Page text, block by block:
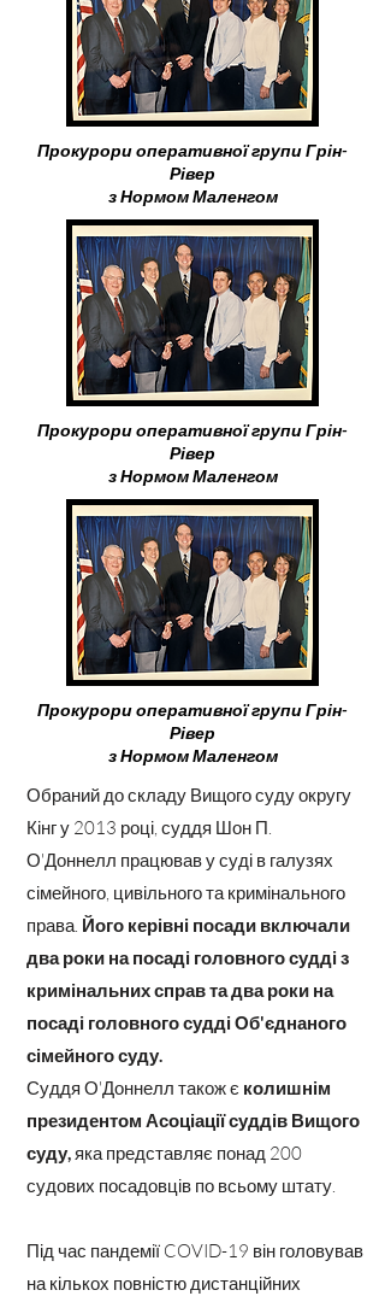
Прокурори оперативної групи Грін-
Рівер
з Нормом Маленгом
Прокурори оперативної групи Грін-
Рівер
з Нормом Маленгом
Прокурори оперативної групи Грін-
Рівер
з Нормом Маленгом
Обраний до складу Вищого суду округу
Кінг у 2013 році, суддя Шон П.
О'Доннелл працював у суді в галузях
сімейного, цивільного та кримінального
права. Його керівні посади включали
два роки на посаді головного судді з
кримінальних справ та два роки на
посаді головного судді Об'єднаного
сімейного суду.
Суддя О'Доннелл також є колишнім
президентом Асоціації суддів Вищого
суду,яка представляє понад 200
судових посадовців по всьому штату.
Під час пандемії COVID-19 він головував
на кількох повністю дистанційних